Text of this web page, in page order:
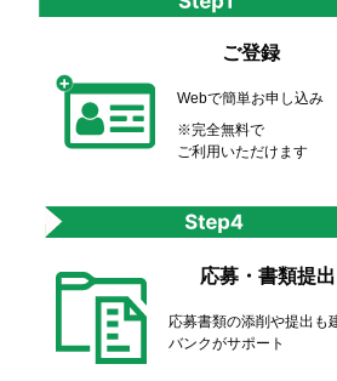
ご登録
Webで簡単お申し込み
※完全無料で
ご利用いただけます
応募・書類提出
応募書類の添削や提出も
バンクがサポート